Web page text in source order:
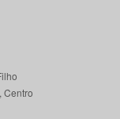
Centro